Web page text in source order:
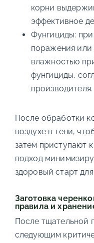
корни
эффективное
Фунгициды:
поражения или
влажностью
фунгициды,
производителя.
После обработки
воздухе в тени,
затем приступают
подход
здоровый старт
Заготовка
правила и
После тщательной
следующим